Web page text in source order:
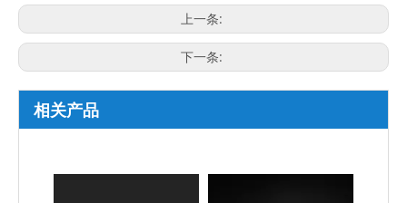
上一条:
下一条:
相关产品